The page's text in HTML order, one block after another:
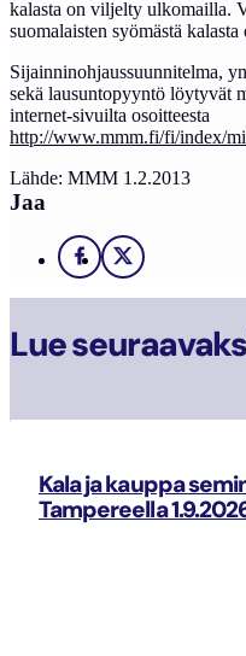
kalasta on viljelty ulkomailla.
suomalaisten syömästä
Sijainninohjaussuunnitelma,
sekä lausuntopyyntö löytyvät
internet-sivuilta osoitteesta
http://www.mmm.fi/fi/index/
Lähde: MMM 1.2.2013
Jaa
Facebook
X
Lue
Kala ja kauppa
Tampereella